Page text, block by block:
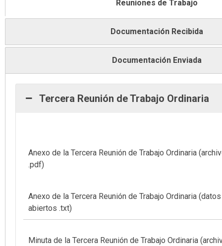
Reuniones de Trabajo
Documentación Recibida
Documentación Enviada
Tercera Reunión de Trabajo Ordinaria
Anexo de la Tercera Reunión de Trabajo Ordinaria
.pdf)
Anexo de la Tercera Reunión de Trabajo Ordinaria (datos
abiertos .txt)
Minuta de la Tercera Reunión de Trabajo Ordinaria